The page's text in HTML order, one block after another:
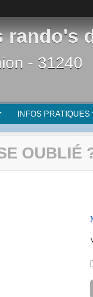
rando's
- 31240
INFOS PRATIQUES
OUBLIÉ